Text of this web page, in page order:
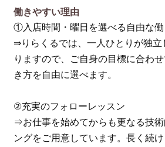
働きやすい理由
①入店時間・曜日を選べる自由な
⇒りらくるでは、一人ひとりが独立
りますので、ご自身の目標に合わ
き方を自由に選べます。
②充実のフォローレッスン
⇒お仕事を始めてからも更なる技
ングをご用意しています。長く続